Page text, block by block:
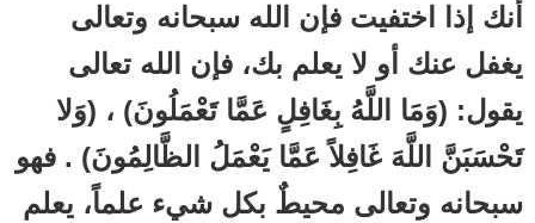
أنك إذا اختفيت فإن الله سبحانه وتعالى
يغفل عنك أو لا يعلم بك، فإن الله تعالى
يقول: (وَمَا اللَّهُ بِغَافِلٍ عَمَّا تَعْمَلُونَ) ، (وَلا
تَحْسَبَنَّ اللَّهَ غَافِلاً عَمَّا يَعْمَلُ الظَّالِمُونَ) . فهو
سبحانه وتعالى محيطٌ بكل شيء علماً، يعلم